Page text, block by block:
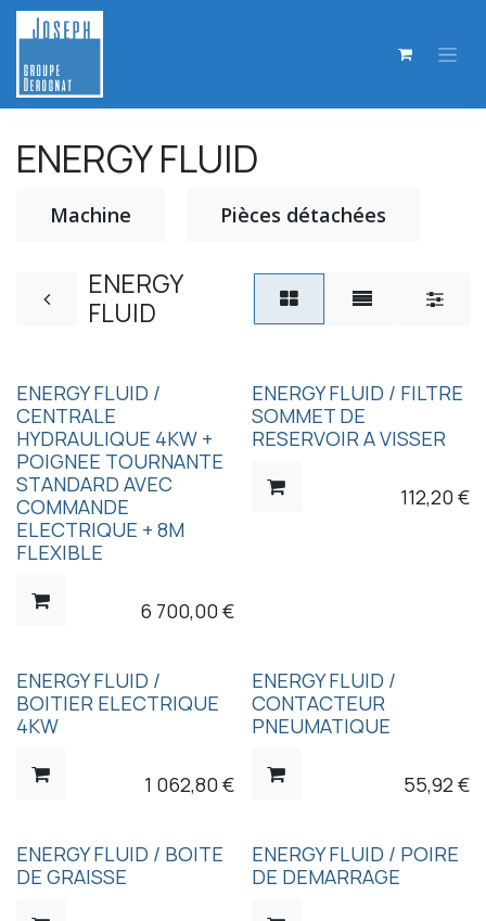
Se rendre au contenu
ENERGY FLUID
Machine Pièces détachées
ENERGY
FLUID
ENERGY FLUID /
CENTRALE
HYDRAULIQUE 4KW +
POIGNEE TOURNANTE
STANDARD AVEC
COMMANDE
ELECTRIQUE + 8M
FLEXIBLE
6 700,00€
ENERGY FLUID / FILTRE
SOMMET DE
RESERVOIR A VISSER
112,20€
ENERGY FLUID /
BOITIER ELECTRIQUE
4KW
1 062,80€
ENERGY FLUID /
CONTACTEUR
PNEUMATIQUE
55,92€
ENERGY FLUID / BOITE
DE GRAISSE
ENERGY FLUID / POIRE
DE DEMARRAGE